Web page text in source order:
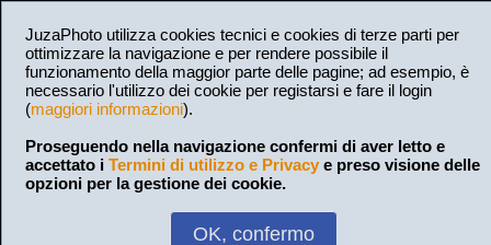
JuzaPhoto utilizza cookies tecnici e cookies di terze parti per
ottimizzare la navigazione e per rendere possibile il
funzionamento della maggior parte delle pagine; ad esempio, è
necessario l'utilizzo dei cookie per registarsi e fare il login
(maggiori informazioni).
Proseguendo nella navigazione confermi di aver letto e
accettato i Termini di utilizzo e Privacy e preso visione delle
opzioni per la gestione dei cookie.
OK, confermo